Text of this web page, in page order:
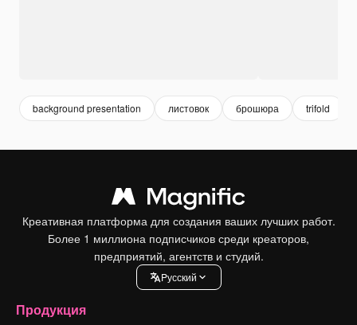
background presentation листовок брошюра trifold
Креативная платформа для создания ваших лучших работ.
Более 1 миллиона подписчиков среди креаторов,
предприятий, агентств и студий.
Pусский
Продукция